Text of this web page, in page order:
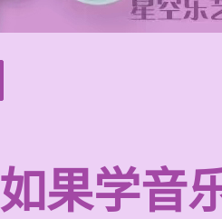
如果学音